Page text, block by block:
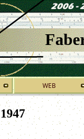
WEB
1947